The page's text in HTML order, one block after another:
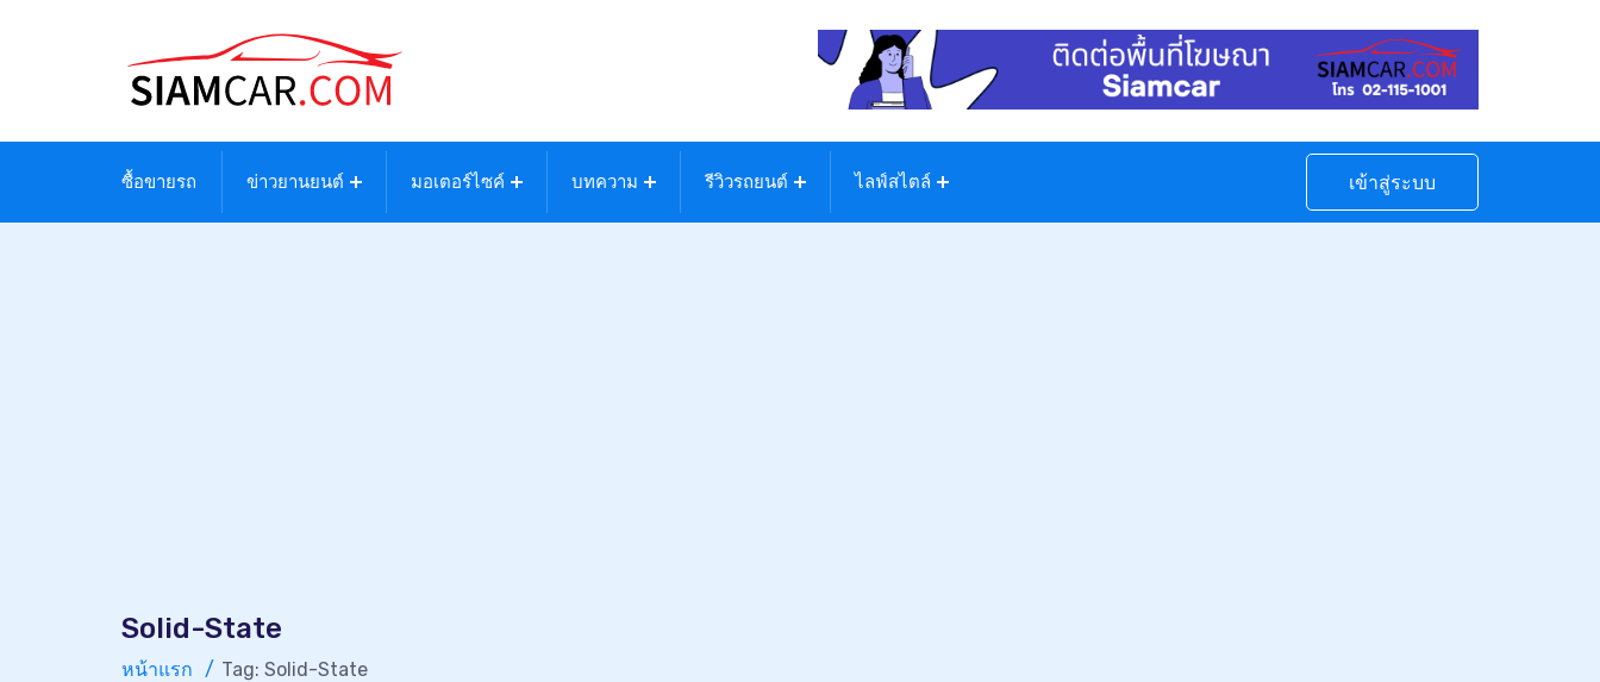
ซื้อขายรถ ข่าวยานยนต์ มอเตอร์ไซค์ บทความ รีวิวรถยนต์ ไลฟ์สไตล์ เข้าสู่ระบบ
Solid-State
หน้าแรก Tag: Solid-State